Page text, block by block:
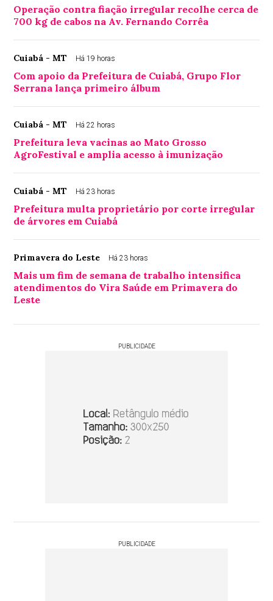
Operação contra fiação irregular recolhe cerca de
700 kg de cabos na Av. Fernando Corrêa
Cuiabá - MT Há 19 horas
Com apoio da Prefeitura de Cuiabá, Grupo Flor
Serrana lança primeiro álbum
Cuiabá - MT Há 22 horas
Prefeitura leva vacinas ao Mato Grosso
AgroFestival e amplia acesso à imunização
Cuiabá - MT Há 23 horas
Prefeitura multa proprietário por corte irregular
de árvores em Cuiabá
Primavera do Leste Há 23 horas
Mais um fim de semana de trabalho intensifica
atendimentos do Vira Saúde em Primavera do
Leste
PUBLICIDADE
PUBLICIDADE